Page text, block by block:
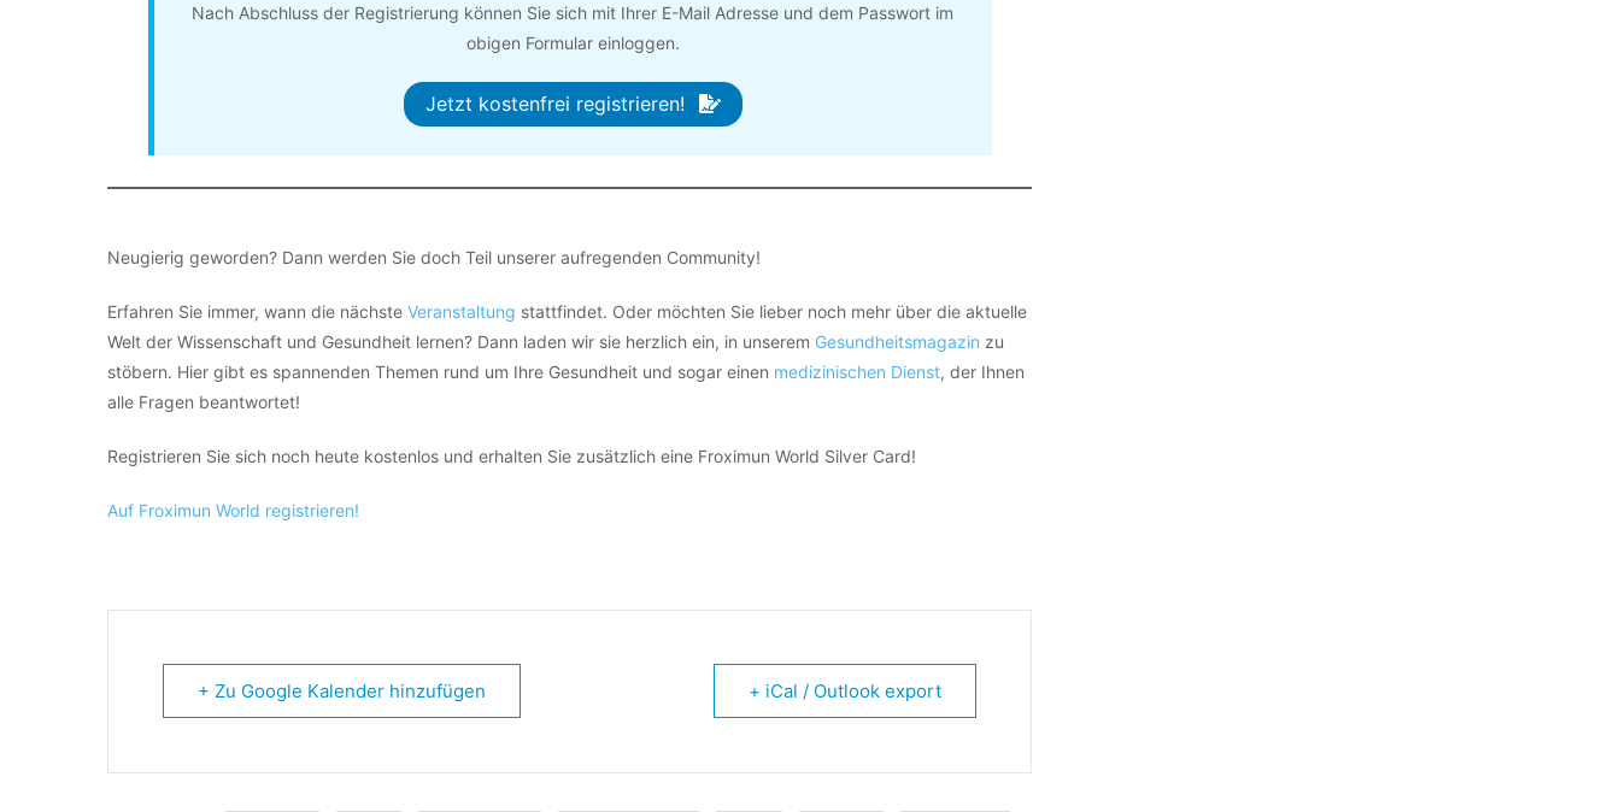
Nach Abschluss der Registrierung können Sie sich mit Ihrer E-Mail Adresse und dem Passwort im
obigen Formular einloggen.
Jetzt kostenfrei registrieren!
Neugierig geworden? Dann werden Sie doch Teil unserer aufregenden Community!
Erfahren Sie immer, wann die nächste Veranstaltung stattfindet. Oder möchten Sie lieber noch mehr über die aktuelle
Welt der Wissenschaft und Gesundheit lernen? Dann laden wir sie herzlich ein, in unserem Gesundheitsmagazin zu
stöbern. Hier gibt es spannenden Themen rund um Ihre Gesundheit und sogar einen medizinischen Dienst, der Ihnen
alle Fragen beantwortet!
Registrieren Sie sich noch heute kostenlos und erhalten Sie zusätzlich eine Froximun World Silver Card!
Auf Froximun World registrieren!
+ Zu Google Kalender hinzufügen + iCal / Outlook export